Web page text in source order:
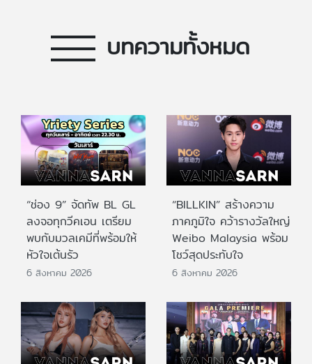
บทความทั้งหมด
“ช่อง 9” จัดทัพ BL GL
ลงจอทุกวีคเอน เตรียม
พบกับมวลเคมีที่พร้อมให้
หัวใจเต้นรัว
6 สิงหาคม 2026
“BILLKIN” สร้างความ
ภาคภูมิใจ คว้ารางวัลใหญ่
Weibo Malaysia พร้อม
โชว์สุดประทับใจ
6 สิงหาคม 2026